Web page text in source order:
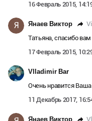
16 Февраль 2015,
Я Янаев Виктор
Татьяна, спасибо вам
17 Февраль 2015,
Vlladimir Bar
Очень нравится
11 Декабрь 2017,
Янаев Виктор